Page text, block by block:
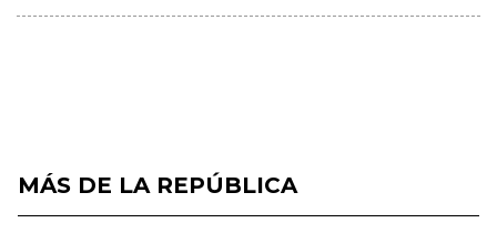
MÁS DE LA REPÚBLICA